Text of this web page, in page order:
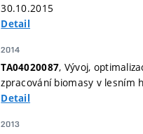
30.10.2015
Detail
2014
TA04020087, Vývoj,
zpracování biomasy v lesním
Detail
2013